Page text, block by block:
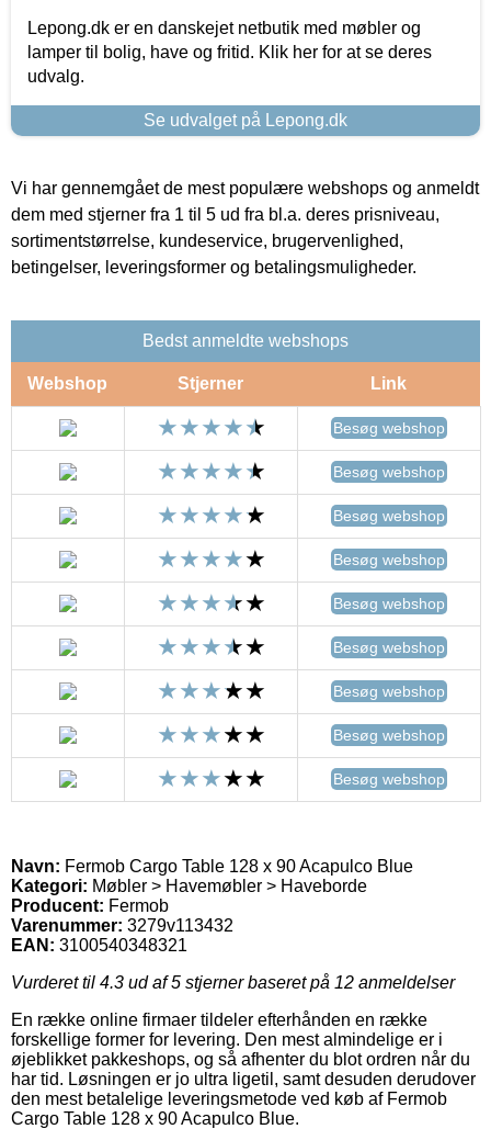
Lepong.dk er en danskejet netbutik med møbler og
lamper til bolig, have og fritid. Klik her for at se deres
udvalg.
Se udvalget på Lepong.dk
Vi har gennemgået de mest populære webshops og anmeldt
dem med stjerner fra 1 til 5 ud fra bl.a. deres prisniveau,
sortimentstørrelse, kundeservice, brugervenlighed,
betingelser, leveringsformer og betalingsmuligheder.
Bedst anmeldte webshops
Webshop Stjerner Link
Besøg webshop
Besøg webshop
Besøg webshop
Besøg webshop
Besøg webshop
Besøg webshop
Besøg webshop
Besøg webshop
Besøg webshop
Navn: Fermob Cargo Table 128 x 90 Acapulco Blue
Kategori: Møbler > Havemøbler > Haveborde
Producent: Fermob
Varenummer: 3279v113432
EAN: 3100540348321
Vurderet til 4.3 ud af 5 stjerner baseret på 12 anmeldelser
En række online firmaer tildeler efterhånden en række
forskellige former for levering. Den mest almindelige er i
øjeblikket pakkeshops, og så afhenter du blot ordren når du
har tid. Løsningen er jo ultra ligetil, samt desuden derudover
den mest betalelige leveringsmetode ved køb af Fermob
Cargo Table 128 x 90 Acapulco Blue.